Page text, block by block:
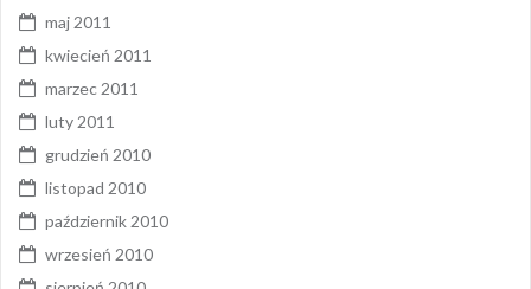
maj 2011
kwiecień 2011
marzec 2011
luty 2011
grudzień 2010
listopad 2010
październik 2010
wrzesień 2010